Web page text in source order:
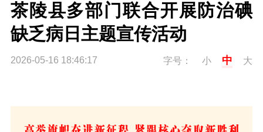
茶陵县多部门联合开展防治碘
缺乏病日主题宣传活动
2026-05-16 18:46:17 字号： 小 中 大